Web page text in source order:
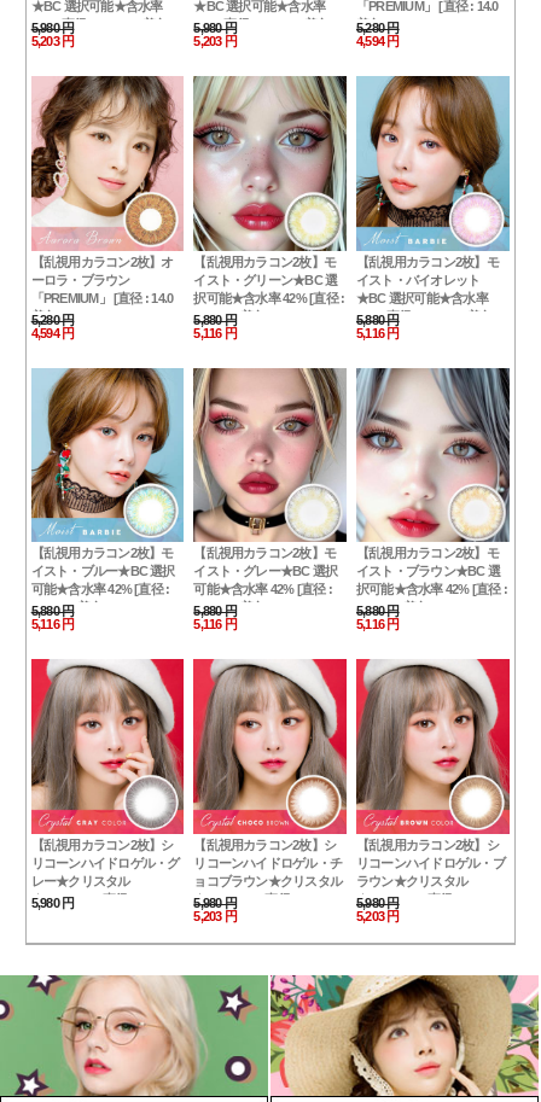
★BC 選択可能★含水率
42% [直径 : 14.0mm 着色：
13.7mm BC : 8.2/8.4/8.6]
5,980 円
5,203 円
★BC 選択可能★含水率
42% [直径 : 14.0mm 着色：
13.7mm BC : 8.2/8.4/8.6]
5,980 円
5,203 円
「PREMIUM」 [直径 : 14.0
着色：13.2 ] Aurora Gray
Toric ナチュラルハーフ
5,280 円
4,594 円
【乱視用カラコン2枚】オ
ーロラ・ブラウン
「PREMIUM」 [直径 : 14.0
着色：13.2 ] Aurora Brown
Toric ナチュラルハーフ
5,280 円
4,594 円
【乱視用カラコン2枚】モ
イスト・グリーン★BC 選
択可能★含水率 42% [直径 :
14.0mm 着色：13.6mm BC
: 8.2/8.4/8.6] ナチュラルハー
5,880 円
5,116 円
【乱視用カラコン2枚】モ
イスト・バイオレット
★BC 選択可能★含水率
42% [直径 : 14.0mm 着色：
13.6mm BC : 8.2/8.4/8.6] ナ
5,880 円
5,116 円
【乱視用カラコン2枚】モ
イスト・ブルー★BC 選択
可能★含水率 42% [直径 :
14.0mm 着色：13.6mm BC
: 8.2/8.4/8.6] ナチュラルハー
5,880 円
5,116 円
【乱視用カラコン2枚】モ
イスト・グレー★BC 選択
可能★含水率 42% [直径 :
14.0mm 着色：13.6mm BC
: 8.2/8.4/8.6] ナチュラルハー
5,880 円
5,116 円
【乱視用カラコン2枚】モ
イスト・ブラウン★BC 選
択可能★含水率 42% [直径 :
14.0mm 着色：13.6mm BC
: 8.2/8.4/8.6] ナチュラルハー
5,880 円
5,116 円
【乱視用カラコン2枚】シ
リコーンハイドロゲル・グ
レー★クリスタル
★PREMIUM[直径 : 14.3mm
hydrogel 24
5,980 円
【乱視用カラコン2枚】シ
リコーンハイドロゲル・チ
ョコブラウン★クリスタル
★PREMIUM[直径 : 14.3mm
着色：13.5mm BC : 8.7]
silicone hydrogel 23
5,980 円
5,203 円
【乱視用カラコン2枚】シ
リコーンハイドロゲル・ブ
ラウン★クリスタル
★PREMIUM[直径 : 14.3mm
着色：13.5mm BC : 8.7]
hydrogel 25
5,980 円
5,203 円